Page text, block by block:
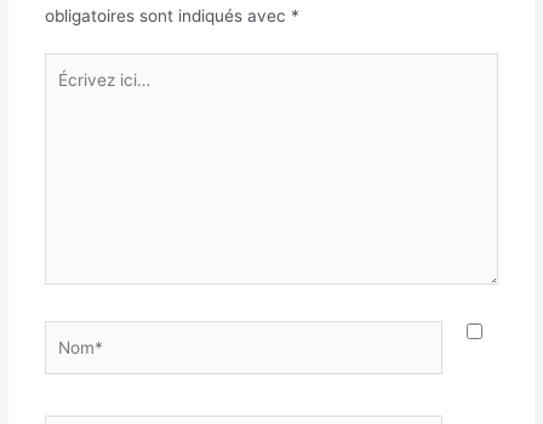
obligatoires sont indiqués avec *
Écrivez
ici…